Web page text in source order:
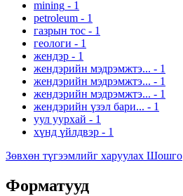
mining - 1
petroleum - 1
газрын тос - 1
геологи - 1
жендэр - 1
жендэрийн мэдрэмжтэ... - 1
жендэрийн мэдрэмжтэ... - 1
жендэрийн мэдрэмжтэ... - 1
жендэрийн үзэл бари... - 1
уул уурхай - 1
хүнд үйлдвэр - 1
Зөвхөн түгээмлийг харуулах Шошго
Форматууд